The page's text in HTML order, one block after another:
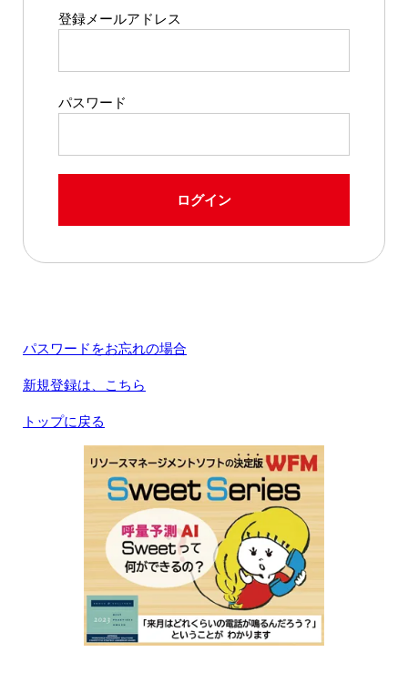
登録メールアドレス
パスワード
ログイン
パスワードをお忘れの場合
新規登録は、こちら
トップに戻る